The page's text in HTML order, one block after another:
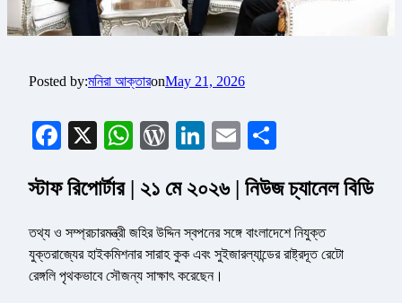
Posted by:মনিরা আক্তারonMay 21, 2026
Facebook
X WhatsApp
WordPress
LinkedIn
Email
স্টাফ রিপোর্টার | ২১ মে ২০২৬ | নিউজ চ্যানেল বিডি
তথ্য ও সম্প্রচারমন্ত্রী জহির উদ্দিন স্বপনের সঙ্গে বাংলাদেশে নিযুক্ত
যুক্তরাজ্যের হাইকমিশনার সারাহ কুক এবং সুইজারল্যান্ডের রাষ্ট্রদূত রেটো
রেঙ্গলি পৃথকভাবে সৌজন্য সাক্ষাৎ করেছেন।